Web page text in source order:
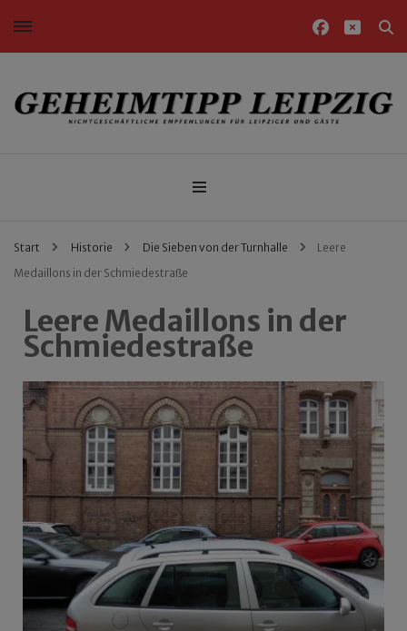
Nichtgeschäftliche Empfehlungen für Leipziger und Gäste
Start Historie Die Sieben von der Turnhalle
Leere
Medaillons in der Schmiedestraße
Leere Medaillons in der
Schmiedestraße